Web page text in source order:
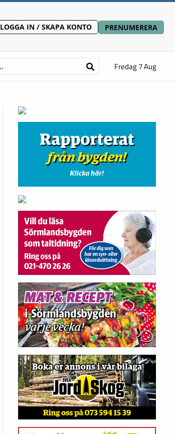
LOGGA IN / SKAPA KONTO PRENUMERERA
Fredag 7 Aug